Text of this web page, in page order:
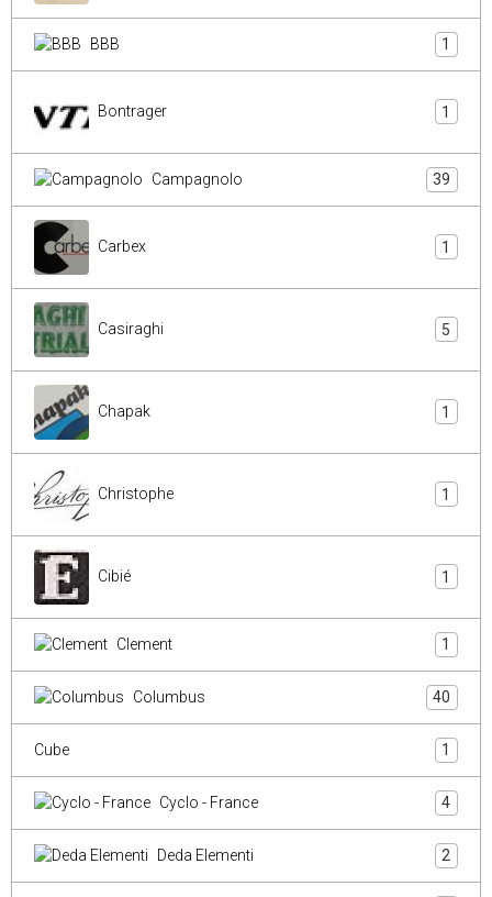
BBB 1
Bontrager 1
Campagnolo 39
Carbex 1
Casiraghi 5
Chapak 1
Christophe 1
Cibié 1
Clement 1
Columbus 40
Cube 1
Cyclo - France 4
Deda Elementi 2